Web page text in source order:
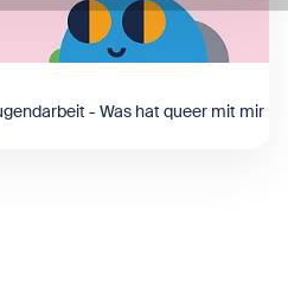
- Was hat queer mit mir